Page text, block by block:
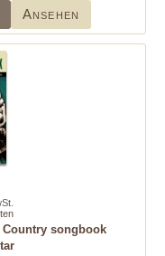
Ansehen
songbook